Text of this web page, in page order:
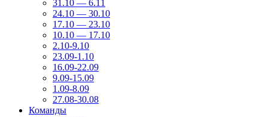
31.10 — 6.11
24.10 — 30.10
17.10 — 23.10
10.10 — 17.10
2.10-9.10
23.09-1.10
16.09-22.09
9.09-15.09
1.09-8.09
27.08-30.08
Команды